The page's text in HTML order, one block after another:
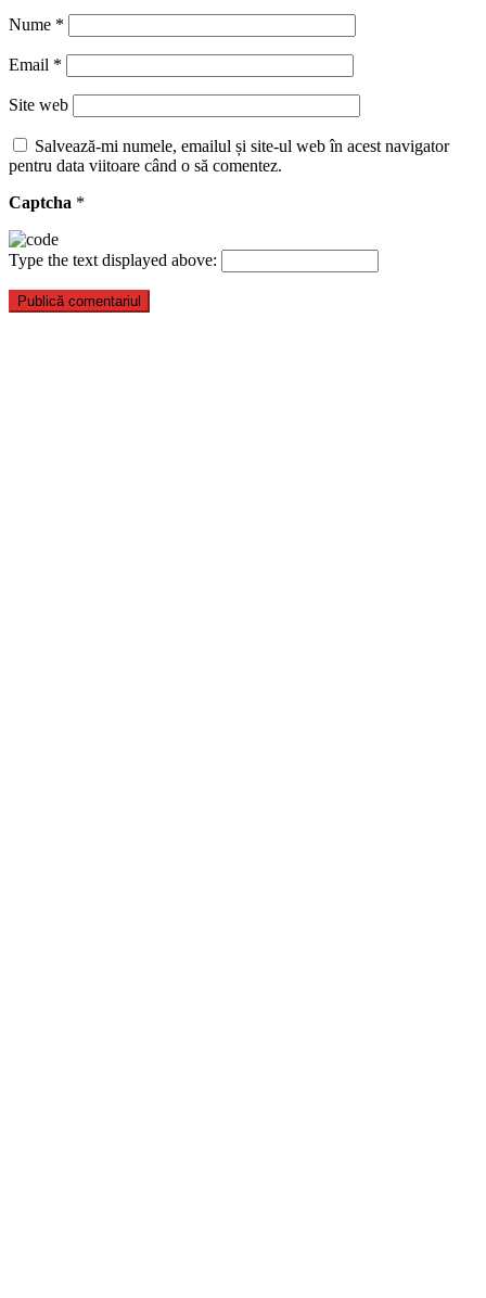
Nume *
Email *
Site web
Salvează-mi numele, emailul și site-ul web în acest navigator
pentru data viitoare când o să comentez.
Captcha *
Type the text displayed above: